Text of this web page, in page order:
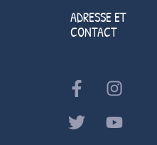
ADRESSE ET
CONTACT